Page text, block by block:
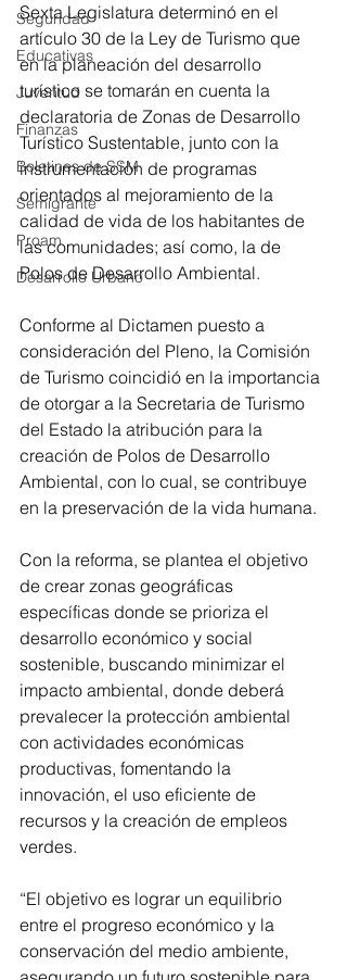
Seguridad
Educativas
Juventud
Finanzas
Boletines de SSM
Semigrante
Proam
Desarrollo Urbano
Sexta Legislatura determinó en el
artículo 30 de la Ley de Turismo que
en la planeación del desarrollo
turístico se tomarán en cuenta la
declaratoria de Zonas de Desarrollo
Turístico Sustentable, junto con la
instrumentación de programas
orientados al mejoramiento de la
calidad de vida de los habitantes de
las comunidades; así como, la de
Polos de Desarrollo Ambiental.
Conforme al Dictamen puesto a
consideración del Pleno, la Comisión
de Turismo coincidió en la importancia
de otorgar a la Secretaria de Turismo
del Estado la atribución para la
creación de Polos de Desarrollo
Ambiental, con lo cual, se contribuye
en la preservación de la vida humana.
Con la reforma, se plantea el objetivo
de crear zonas geográficas
específicas donde se prioriza el
desarrollo económico y social
sostenible, buscando minimizar el
impacto ambiental, donde deberá
prevalecer la protección ambiental
con actividades económicas
productivas, fomentando la
innovación, el uso eficiente de
recursos y la creación de empleos
verdes.
“El objetivo es lograr un equilibrio
entre el progreso económico y la
conservación del medio ambiente,